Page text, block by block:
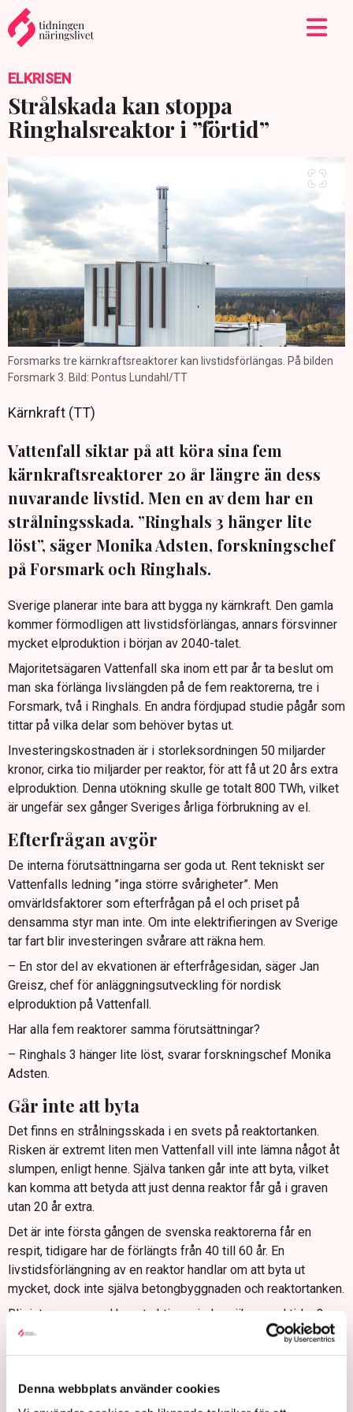
Denna webbplats använder cookies
ELKRISEN
Strålskada kan stoppa
Ringhalsreaktor i ”förtid”
Forsmarks tre kärnkraftsreaktorer kan livstidsförlängas. På bilden
Forsmark 3. Bild: Pontus Lundahl/TT
Kärnkraft (TT)
Vattenfall siktar på att köra sina fem
kärnkraftsreaktorer 20 år längre än dess
nuvarande livstid. Men en av dem har en
strålningsskada. ”Ringhals 3 hänger lite
löst”, säger Monika Adsten, forskningschef
på Forsmark och Ringhals.
Sverige planerar inte bara att bygga ny kärnkraft. Den gamla
kommer förmodligen att livstidsförlängas, annars försvinner
mycket elproduktion i början av 2040-talet.
Majoritetsägaren Vattenfall ska inom ett par år ta beslut om
man ska förlänga livslängden på de fem reaktorerna, tre i
Forsmark, två i Ringhals. En andra fördjupad studie pågår som
tittar på vilka delar som behöver bytas ut.
Investeringskostnaden är i storleksordningen 50 miljarder
kronor, cirka tio miljarder per reaktor, för att få ut 20 års extra
elproduktion. Denna utökning skulle ge totalt 800 TWh, vilket
är ungefär sex gånger Sveriges årliga förbrukning av el.
Efterfrågan avgör
De interna förutsättningarna ser goda ut. Rent tekniskt ser
Vattenfalls ledning ”inga större svårigheter”. Men
omvärldsfaktorer som efterfrågan på el och priset på
densamma styr man inte. Om inte elektrifieringen av Sverige
tar fart blir investeringen svårare att räkna hem.
– En stor del av ekvationen är efterfrågesidan, säger Jan
Greisz, chef för anläggningsutveckling för nordisk
elproduktion på Vattenfall.
Har alla fem reaktorer samma förutsättningar?
– Ringhals 3 hänger lite löst, svarar forskningschef Monika
Adsten.
Går inte att byta
Det finns en strålningsskada i en svets på reaktortanken.
Risken är extremt liten men Vattenfall vill inte lämna något åt
slumpen, enligt henne. Själva tanken går inte att byta, vilket
kan komma att betyda att just denna reaktor får gå i graven
utan 20 år extra.
Det är inte första gången de svenska reaktorerna får en
respit, tidigare har de förlängts från 40 till 60 år. En
livstidsförlängning av en reaktor handlar om att byta ut
mycket, dock inte själva betongbyggnaden och reaktortanken.
Blir inte en gammal konstruktion mindre säker med tiden?
– Strålsäkerhetsmässigt är de robusta, det innebär ingen
ökad risk, säger Forsmarks vd Jerry Westerstedt.
Trångt i dörren